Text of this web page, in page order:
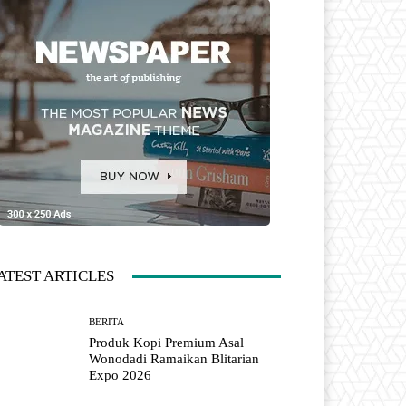
ARTICLES
BERITA
Produk Kopi Premium Asal
Wonodadi Ramaikan Blitarian
Expo 2026